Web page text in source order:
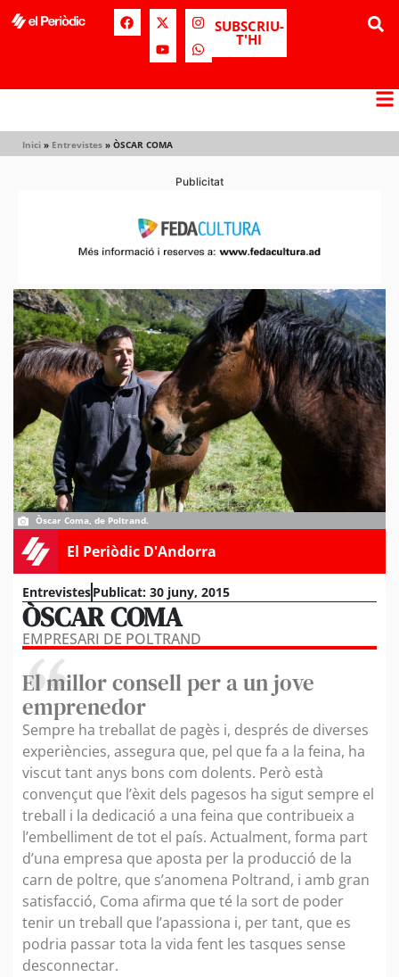
SUBSCRIU-
T'HI
Inici » Entrevistes » ÒSCAR COMA
Publicitat
Òscar Coma, de Poltrand.
El Periòdic D'Andorra
EntrevistesPublicat: 30 juny, 2015
ÒSCAR COMA
EMPRESARI DE POLTRAND
El millor consell per a un jove
emprenedor
Sempre ha treballat de pagès i, després de diverses
experiències, assegura que, pel que fa a la feina, ha
viscut tant anys bons com dolents. Però està
convençut que l’èxit dels pagesos ha sigut sempre el
treball i la dedicació a una feina que contribueix a
l’embelliment de tot el país. Actualment, forma part
d’una empresa que aposta per la producció de la
carn de poltre, que s’anomena Poltrand, i amb gran
satisfacció, Coma afirma que té la sort de poder
tenir un treball que l’apassiona i, per tant, que es
podria passar tota la vida fent les tasques sense
desconnectar.